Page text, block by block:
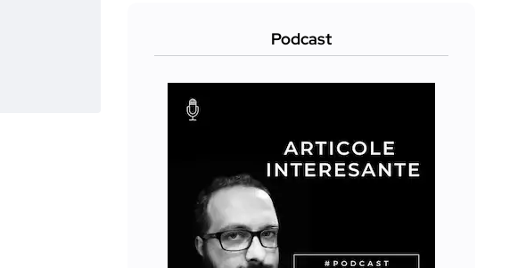
Podcast